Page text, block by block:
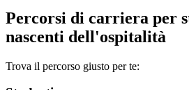
Percorsi di carriera per
nascenti dell'ospitalità
Trova il percorso giusto per te: